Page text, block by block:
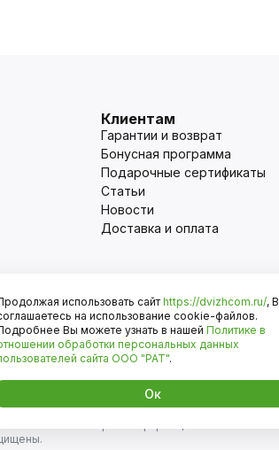
Клиентам
Гарантии и возврат
Бонусная программа
Подарочные сертификаты
Статьи
Новости
Доставка и оплата
Оплата
и иномарок. Информация на сайте
использовать сайт https://dvizhcom.ru/,
на использование cookie-файлов.
Вы можете узнать в нашей Политике в
обработки персональных данных
сайта ООО "РАТ".
Ок